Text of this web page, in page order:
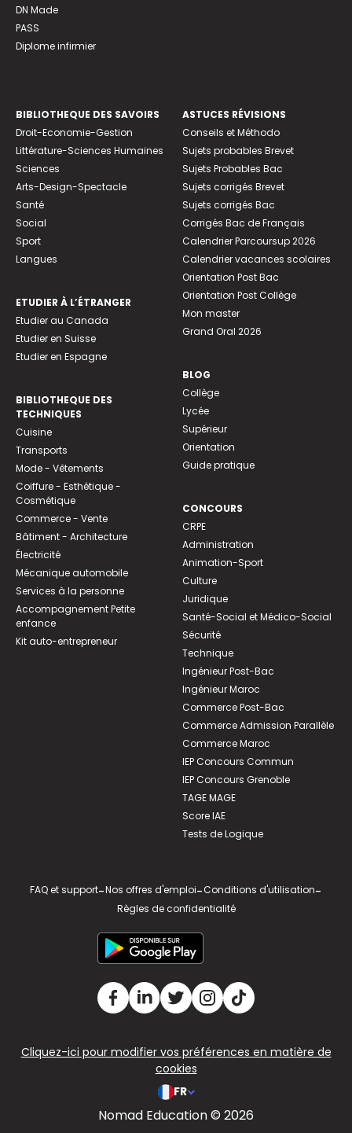
DN Made
PASS
Diplome infirmier
BIBLIOTHEQUE DES SAVOIRS
Droit-Economie-Gestion
Littérature-Sciences Humaines
Sciences
Arts-Design-Spectacle
Santé
Social
Sport
Langues
ETUDIER À L’ÉTRANGER
Etudier au Canada
Etudier en Suisse
Etudier en Espagne
BIBLIOTHEQUE DES
TECHNIQUES
Cuisine
Transports
Mode - Vêtements
Coiffure - Esthétique -
Cosmétique
Commerce - Vente
Bâtiment - Architecture
Électricité
Mécanique automobile
Services à la personne
Accompagnement Petite
enfance
Kit auto-entrepreneur
ASTUCES RÉVISIONS
Conseils et Méthodo
Sujets probables Brevet
Sujets Probables Bac
Sujets corrigés Brevet
Sujets corrigés Bac
Corrigés Bac de Français
Calendrier Parcoursup 2026
Calendrier vacances scolaires
Orientation Post Bac
Orientation Post Collège
Mon master
Grand Oral 2026
BLOG
Collège
Lycée
Supérieur
Orientation
Guide pratique
CONCOURS
CRPE
Administration
Animation-Sport
Culture
Juridique
Santé-Social et Médico-Social
Sécurité
Technique
Ingénieur Post-Bac
Ingénieur Maroc
Commerce Post-Bac
Commerce Admission Parallèle
Commerce Maroc
IEP Concours Commun
IEP Concours Grenoble
TAGE MAGE
Score IAE
Tests de Logique
FAQ et support-Nos offres d'emploi-Conditions d'utilisation-
Règles de confidentialité
Cliquez-ici pour modifier vos préférences en matière de
cookies
FR
Nomad Education © 2026